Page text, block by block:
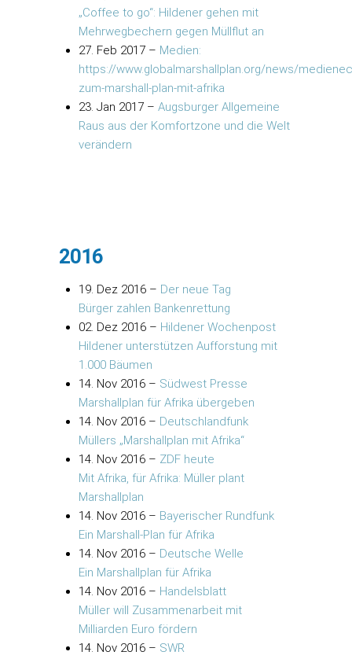
„Coffee to go“: Hildener gehen mit
Mehrwegbechern gegen Müllflut an
27. Feb 2017 – Medien:
https://www.globalmarshallplan.org/news/
zum-marshall-plan-mit-afrika
23. Jan 2017 – Augsburger Allgemeine
Raus aus der Komfortzone und die Welt
verändern
2016
19. Dez 2016 – Der neue Tag
Bürger zahlen Bankenrettung
02. Dez 2016 – Hildener Wochenpost
Hildener unterstützen Aufforstung mit
1.000 Bäumen
14. Nov 2016 – Südwest Presse
Marshallplan für Afrika übergeben
14. Nov 2016 – Deutschlandfunk
Müllers „Marshallplan mit Afrika“
14. Nov 2016 – ZDF heute
Mit Afrika, für Afrika: Müller plant
Marshallplan
14. Nov 2016 – Bayerischer Rundfunk
Ein Marshall-Plan für Afrika
14. Nov 2016 – Deutsche Welle
Ein Marshallplan für Afrika
14. Nov 2016 – Handelsblatt
Müller will Zusammenarbeit mit
Milliarden Euro fördern
14. Nov 2016 – SWR